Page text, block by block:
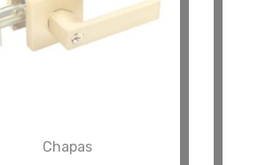
Chapas